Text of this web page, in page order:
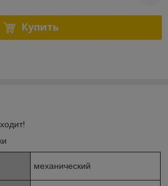
Купить
механический